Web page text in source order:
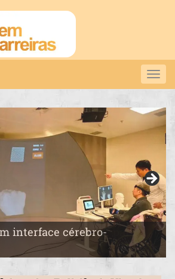
interface cérebro-
das Maravilhas” para a